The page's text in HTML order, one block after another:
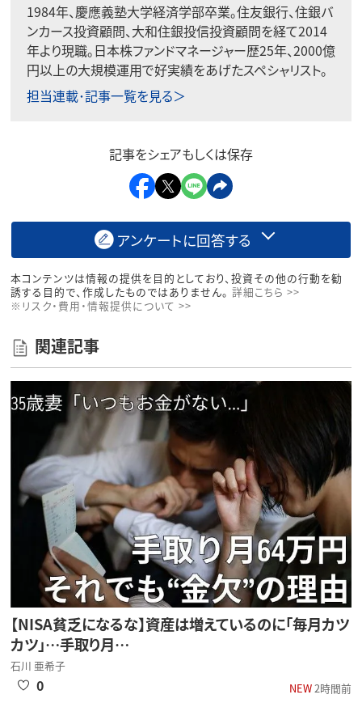
1984年、慶應義塾大学経済学部卒業。住友銀行、住銀バ
ンカース投資顧問、大和住銀投信投資顧問を経て2014
年より現職。日本株ファンドマネージャー歴25年、2000億
円以上の大規模運用で好実績をあげたスペシャリスト。
担当連載･記事一覧を見る＞
記事をシェアもしくは保存
アンケートに回答する
本コンテンツは情報の提供を目的としており、投資その他の行動を勧
誘する目的で、作成したものではありません。 詳細こちら >>
※リスク・費用・情報提供について >>
関連記事
【NISA貧乏になるな】資産は増えているのに「毎月カツ
カツ」…手取り月…
石川 亜希子
NEW2時間前
0